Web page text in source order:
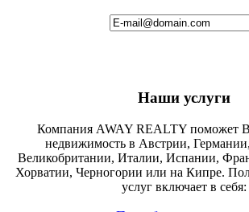
Наши услуги
Компания AWAY REALTY поможет
недвижимость в Австрии,
Великобритании, Италии, Испании,
Хорватии, Черногории или на Кипре.
услуг включает в себя: